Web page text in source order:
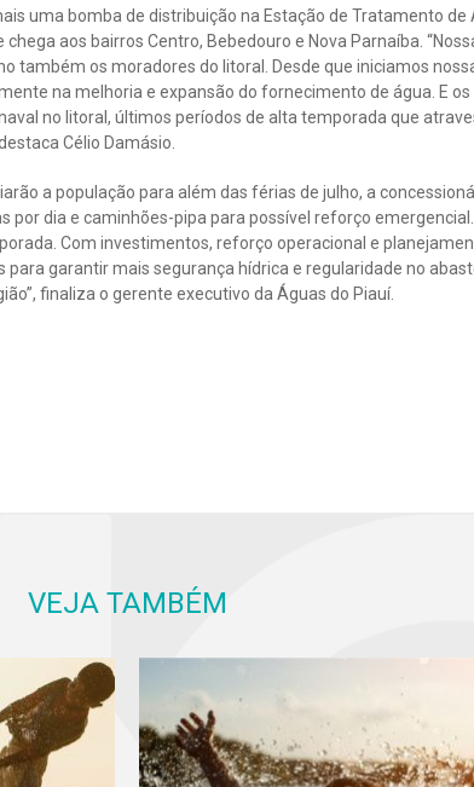
uma bomba de distribuição na Estação de Tratamento de
aos bairros Centro, Bebedouro e Nova Parnaíba.
também os moradores do litoral. Desde que iniciamos
na melhoria e expansão do fornecimento de água. E
no litoral, últimos períodos de alta temporada que
Célio Damásio.
a população para além das férias de julho, a
dia e caminhões-pipa para possível reforço emergencial.
Com investimentos, reforço operacional e
garantir mais segurança hídrica e regularidade no
finaliza o gerente executivo da Águas do Piauí.
VEJA TAMBÉM